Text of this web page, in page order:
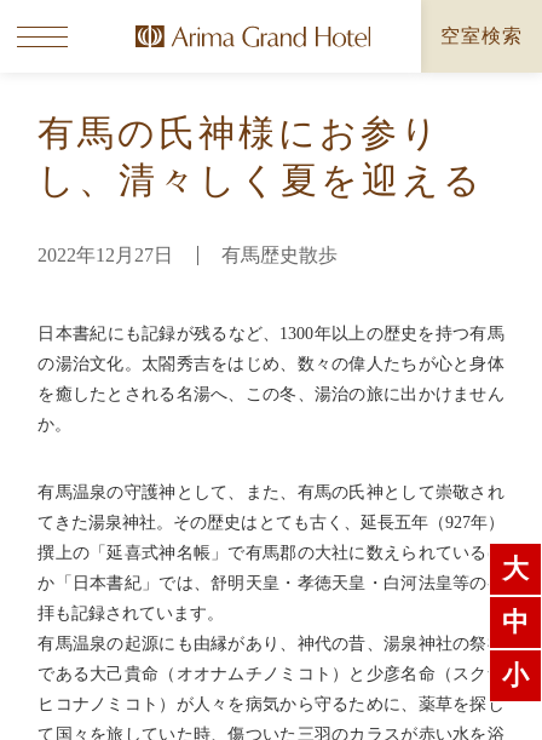
有馬の氏神様にお参り
し、清々しく夏を迎える
2022年12月27日 有馬歴史散歩
日本書紀にも記録が残るなど、1300年以上の歴史を持つ有馬
の湯治文化。 太閤秀吉をはじめ、数々の偉人たちが心と身体
を癒したとされる名湯へ、この冬、湯治の旅に出かけません
か。
有馬温泉の守護神として、また、有馬の氏神として崇敬され
てきた湯泉神社。その歴史はとても古く、延長五年（927年）
撰上の「延喜式神名帳」で有馬郡の大社に数えられているほ
か「日本書紀」では、舒明天皇・孝徳天皇・白河法皇等の参
拝も記録されています。
有馬温泉の起源にも由縁があり、神代の昔、湯泉神社の祭神
である大己貴命（オオナムチノミコト）と少彦名命（スクナ
ヒコナノミコト）が人々を病気から守るために、薬草を探し
て国々を旅していた時、傷ついた三羽のカラスが赤い水を浴
空室検索
大
中
小